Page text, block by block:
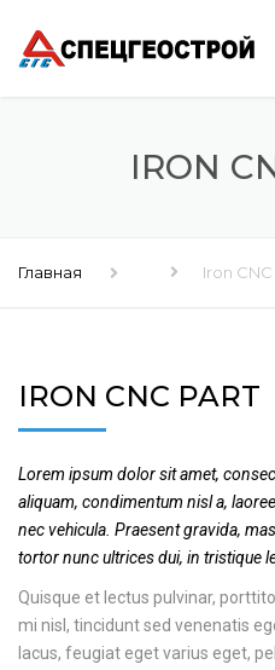
IRON
Главная Iron
IRON CNC PART
Lorem ipsum dolor sit amet,
aliquam, condimentum nisl a,
nec vehicula. Praesent gravida,
tortor nunc ultrices dui, in tristique
Quisque et lectus pulvinar,
mi nisl, tincidunt sed venenatis
lacus, feugiat eget varius eget,